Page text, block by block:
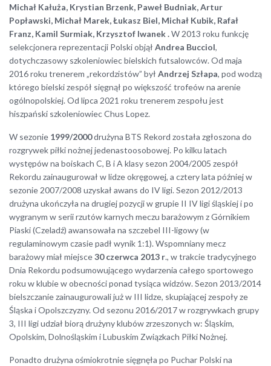
Michał Kałuża, Krystian Brzenk, Paweł Budniak, Artur
Popławski, Michał Marek, Łukasz Biel, Michał Kubik, Rafał
Franz, Kamil Surmiak, Krzysztof Iwanek .W 2013 roku funkcję
selekcjonera reprezentacji Polski objął Andrea Bucciol,
dotychczasowy szkoleniowiec bielskich futsalowców. Od maja
2016 roku trenerem „rekordzistów” był Andrzej Szłapa, pod wodzą
którego bielski zespół sięgnął po większość trofeów na arenie
ogólnopolskiej. Od lipca 2021 roku trenerem zespołu jest
hiszpański szkoleniowiec Chus Lopez.
W sezonie 1999/2000drużyna BTS Rekord została zgłoszona do
rozgrywek piłki nożnej jedenastoosobowej. Po kilku latach
występów na boiskach C, B i A klasy sezon 2004/2005 zespół
Rekordu zainaugurował w lidze okręgowej, a cztery lata później w
sezonie 2007/2008 uzyskał awans do IV ligi. Sezon 2012/2013
drużyna ukończyła na drugiej pozycji w grupie II IV ligi śląskiej i po
wygranym w serii rzutów karnych meczu barażowym z Górnikiem
Piaski (Czeladź) awansowała na szczebel III-ligowy (w
regulaminowym czasie padł wynik 1:1). Wspomniany mecz
barażowy miał miejsce30 czerwca 2013 r., w trakcie tradycyjnego
Dnia Rekordu podsumowującego wydarzenia całego sportowego
roku w klubie w obecności ponad tysiąca widzów. Sezon 2013/2014
bielszczanie zainaugurowali już w III lidze, skupiającej zespoły ze
Śląska i Opolszczyzny. Od sezonu 2016/2017 w rozgrywkach grupy
3, III ligi udział biorą drużyny klubów zrzeszonych w: Śląskim,
Opolskim, Dolnośląskim i Lubuskim Związkach Piłki Nożnej.
Ponadto drużyna ośmiokrotnie sięgnęła po Puchar Polski na